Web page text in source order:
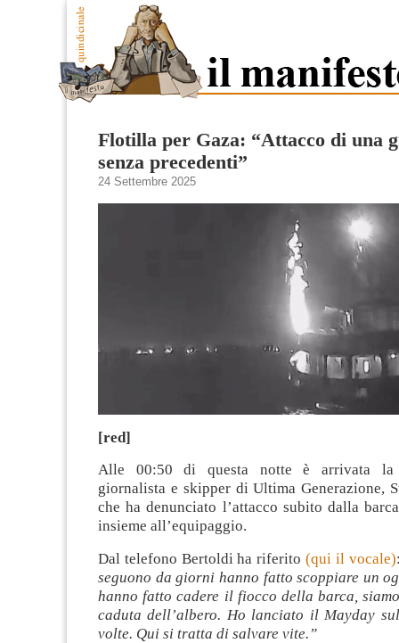
Flotilla per Gaza: “Attacco di una
senza precedenti”
24 Settembre 2025
[red]
Alle 00:50 di questa notte è arrivata la
giornalista e skipper di Ultima Generazione,
che ha denunciato l’attacco subito dalla
insieme all’equipaggio.
Dal telefono Bertoldi ha riferito(qui il vocale)
seguono da giorni hanno fatto scoppiare un
hanno fatto cadere il fiocco della barca,
caduta dell’albero. Ho lanciato il Mayday
volte. Qui si tratta di salvare vite.”